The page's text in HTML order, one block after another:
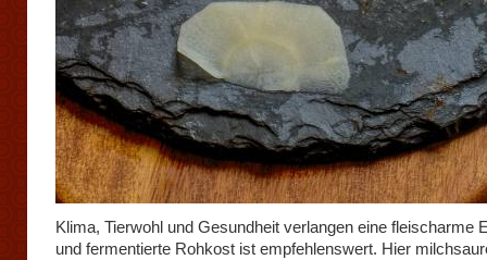
Klima, Tierwohl und Gesundheit verlangen eine fleischarme
und fermentierte Rohkost ist empfehlenswert. Hier